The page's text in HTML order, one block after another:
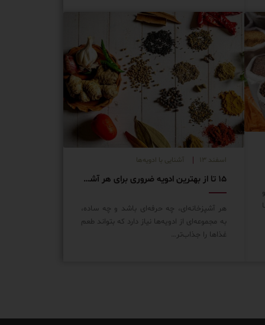
اسفند ۱۳ آشنایی با ادویه‌ها
۱۵ تا از بهترین ادویه ضروری برای هر آشپز خانه
هر آشپزخانه‌ای، چه حرفه‌ای باشد و چه ساده،
به مجموعه‌ای از ادویه‌ها نیاز دارد که بتواند طعم
غذاها را جذاب‌تر…